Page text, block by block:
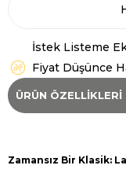
İstek Listeme
Fiyat Düşünce
ÜRÜN ÖZELLIKLERI
Zamansız Bir Klasik: